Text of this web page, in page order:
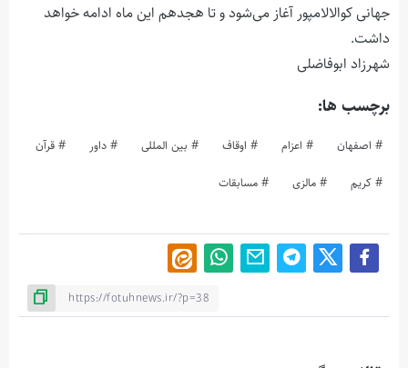
جهانی کوالالامپور آغاز می‌شود و تا هجدهم این ماه ادامه خواهد
داشت.
شهرزاد ابوفاضلی
برچسب ها:
اصفهان اعزام اوقاف بین المللی داور قرآن
کریم مالزی مسابقات